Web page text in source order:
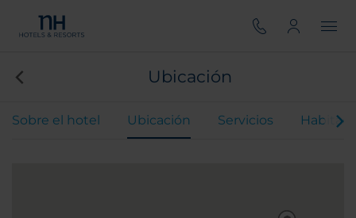
Ubicación
Sobre el hotel Ubicación Servicios